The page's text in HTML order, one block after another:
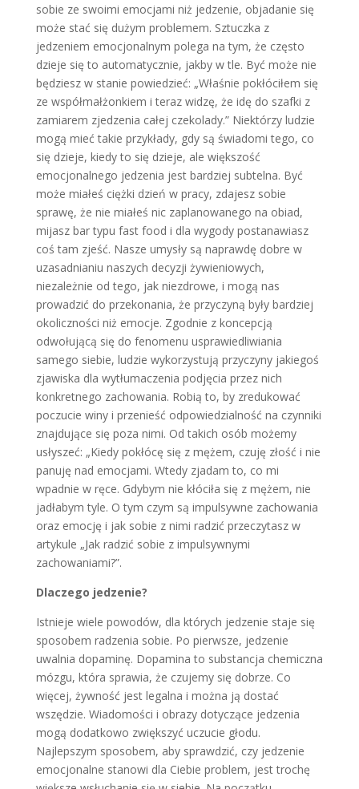
sobie ze swoimi emocjami niż jedzenie, objadanie się
może stać się dużym problemem. Sztuczka z
jedzeniem emocjonalnym polega na tym, że często
dzieje się to automatycznie, jakby w tle. Być może nie
będziesz w stanie powiedzieć: „Właśnie pokłóciłem się
ze współmałżonkiem i teraz widzę, że idę do szafki z
zamiarem zjedzenia całej czekolady.” Niektórzy ludzie
mogą mieć takie przykłady, gdy są świadomi tego, co
się dzieje, kiedy to się dzieje, ale większość
emocjonalnego jedzenia jest bardziej subtelna. Być
może miałeś ciężki dzień w pracy, zdajesz sobie
sprawę, że nie miałeś nic zaplanowanego na obiad,
mijasz bar typu fast food i dla wygody postanawiasz
coś tam zjeść. Nasze umysły są naprawdę dobre w
uzasadnianiu naszych decyzji żywieniowych,
niezależnie od tego, jak niezdrowe, i mogą nas
prowadzić do przekonania, że przyczyną były bardziej
okoliczności niż emocje. Zgodnie z koncepcją
odwołującą się do fenomenu usprawiedliwiania
samego siebie, ludzie wykorzystują przyczyny jakiegoś
zjawiska dla wytłumaczenia podjęcia przez nich
konkretnego zachowania. Robią to, by zredukować
poczucie winy i przenieść odpowiedzialność na czynniki
znajdujące się poza nimi. Od takich osób możemy
usłyszeć: „Kiedy pokłócę się z mężem, czuję złość i nie
panuję nad emocjami. Wtedy zjadam to, co mi
wpadnie w ręce. Gdybym nie kłóciła się z mężem, nie
jadłabym tyle. O tym czym są impulsywne zachowania
oraz emocję i jak sobie z nimi radzić przeczytasz w
artykule „Jak radzić sobie z impulsywnymi
zachowaniami?”.
Dlaczego jedzenie?
Istnieje wiele powodów, dla których jedzenie staje się
sposobem radzenia sobie. Po pierwsze, jedzenie
uwalnia dopaminę. Dopamina to substancja chemiczna
mózgu, która sprawia, że czujemy się dobrze. Co
więcej, żywność jest legalna i można ją dostać
wszędzie. Wiadomości i obrazy dotyczące jedzenia
mogą dodatkowo zwiększyć uczucie głodu.
Najlepszym sposobem, aby sprawdzić, czy jedzenie
emocjonalne stanowi dla Ciebie problem, jest trochę